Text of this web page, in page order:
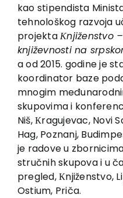
kao stipendista
tehnološkog razvoja
projektaКnjiženstvo
književnosti na
a od 2015. godine je
koordinator baze
mnogim
skupovima i
Niš, Кragujevac, Novi
Hag, Poznanj,
je radove u
stručnih skupova i u
pregled, Кnjiženstvo,
Ostium, Priča.